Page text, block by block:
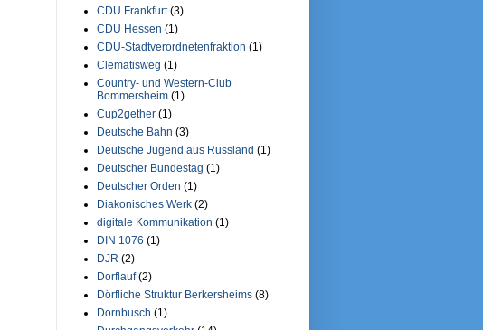
CDU Frankfurt (3)
CDU Hessen (1)
CDU-Stadtverordnetenfraktion (1)
Clematisweg (1)
Country- und Western-Club
Bommersheim (1)
Cup2gether (1)
Deutsche Bahn (3)
Deutsche Jugend aus Russland (1)
Deutscher Bundestag (1)
Deutscher Orden (1)
Diakonisches Werk (2)
digitale Kommunikation (1)
DIN 1076 (1)
DJR (2)
Dorflauf (2)
Dörfliche Struktur Berkersheims (8)
Dornbusch (1)